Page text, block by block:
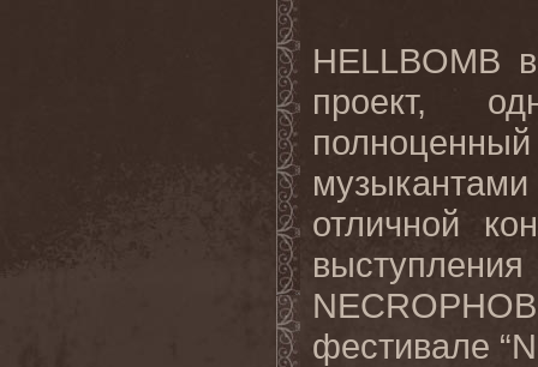
HELLBOMB
проект,
отличной
фестивале